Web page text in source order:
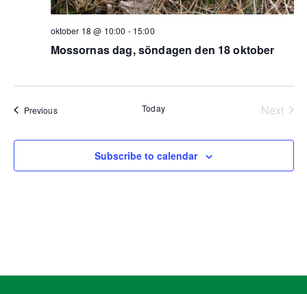
oktober 18 @ 10:00 - 15:00
Mossornas dag, söndagen den 18 oktober
PreviousEvents Today
Next
Subscribe to calendar